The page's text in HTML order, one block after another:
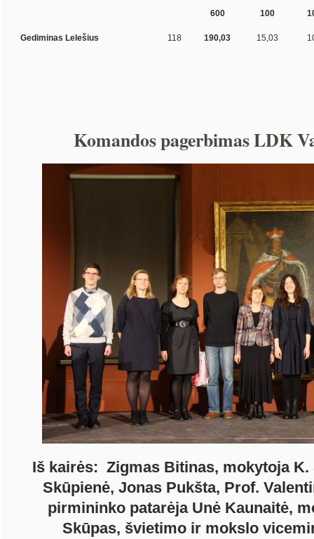
600 100
Gediminas Lelešius 118 190,03 15,03
Komandos pagerbimas LDK
Iš kairės: Zigmas Bitinas, mokytoja K.
Skūpienė, Jonas Pukšta, Prof.
pirmininko patarėja Unė Kaunaitė,
Skūpas, švietimo ir mokslo